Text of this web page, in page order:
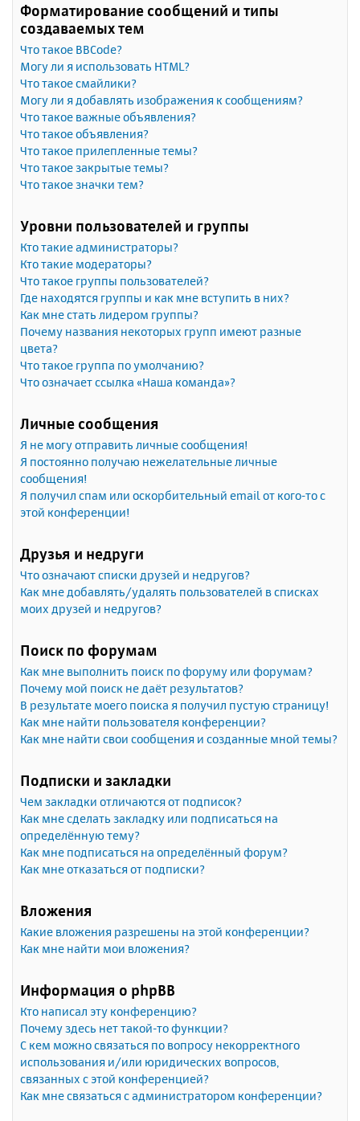
Форматирование сообщений и типы
создаваемых тем
Что такое BBCode?
Могу ли я использовать HTML?
Что такое смайлики?
Могу ли я добавлять изображения к сообщениям?
Что такое важные объявления?
Что такое объявления?
Что такое прилепленные темы?
Что такое закрытые темы?
Что такое значки тем?
Уровни пользователей и группы
Кто такие администраторы?
Кто такие модераторы?
Что такое группы пользователей?
Где находятся группы и как мне вступить в них?
Как мне стать лидером группы?
Почему названия некоторых групп имеют разные
цвета?
Что такое группа по умолчанию?
Что означает ссылка «Наша команда»?
Личные сообщения
Я не могу отправить личные сообщения!
Я постоянно получаю нежелательные личные
сообщения!
Я получил спам или оскорбительный email от кого-то с
этой конференции!
Друзья и недруги
Что означают списки друзей и недругов?
Как мне добавлять/удалять пользователей в списках
моих друзей и недругов?
Поиск по форумам
Как мне выполнить поиск по форуму или форумам?
Почему мой поиск не даёт результатов?
В результате моего поиска я получил пустую страницу!
Как мне найти пользователя конференции?
Как мне найти свои сообщения и созданные мной темы?
Подписки и закладки
Чем закладки отличаются от подписок?
Как мне сделать закладку или подписаться на
определённую тему?
Как мне подписаться на определённый форум?
Как мне отказаться от подписки?
Вложения
Какие вложения разрешены на этой конференции?
Как мне найти мои вложения?
Информация о phpBB
Кто написал эту конференцию?
Почему здесь нет такой-то функции?
С кем можно связаться по вопросу некорректного
использования и/или юридических вопросов,
связанных с этой конференцией?
Как мне связаться с администратором конференции?